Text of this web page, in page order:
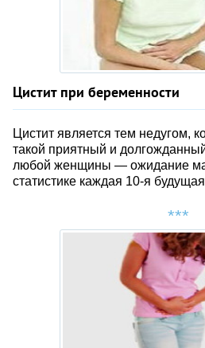
Цистит при беременности
Цистит является тем недугом,
такой приятный и
любой женщины — ожидание
статистике каждая 10-я